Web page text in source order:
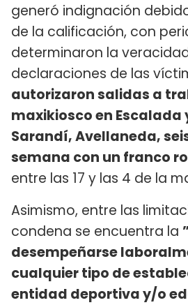
generó indignación
de la calificación, con
determinaron la
declaraciones de las
autorizaron salidas a
maxikiosco en Escalada
Sarandí, Avellaneda,
semana con un franco
entre las 17 y las 4 de la
Asimismo, entre las
condena se encuentra la
desempeñarse
cualquier tipo de
entidad deportiva y/o